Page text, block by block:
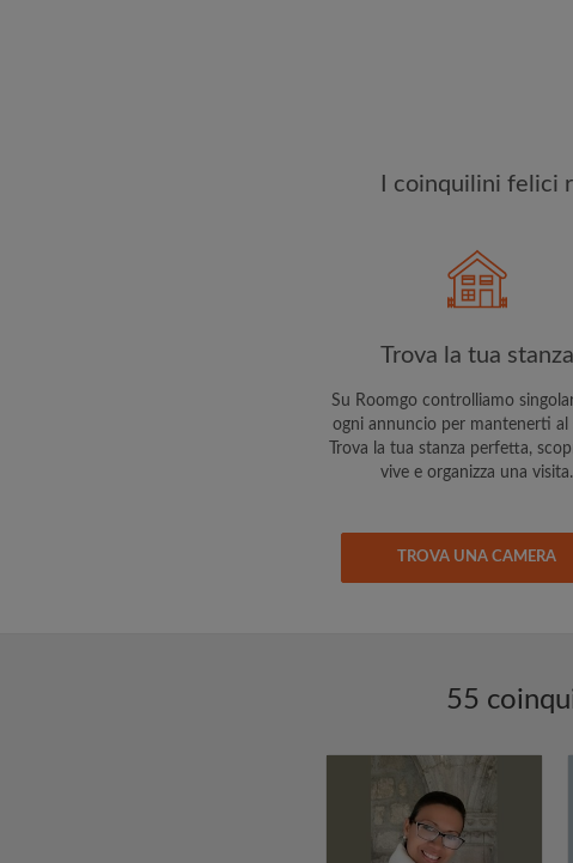
I coinquilini felici
Trova la tua stanza
Su Roomgo controlliamo
ogni annuncio per mantenerti al
Trova la tua stanza perfetta,
vive e organizza una visita.
TROVA UNA CAMERA
55